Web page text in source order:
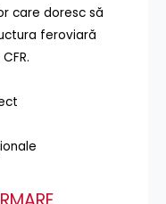
care doresc să
feroviară